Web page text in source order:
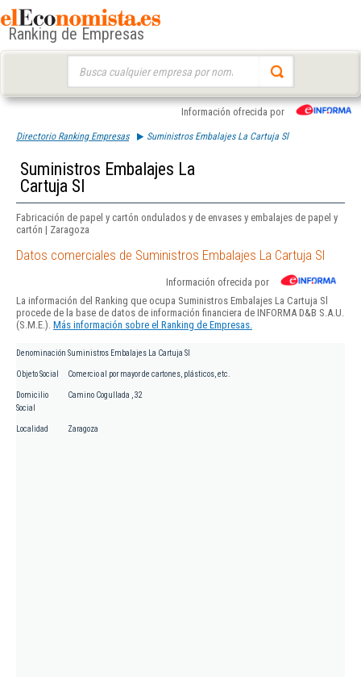
Ranking de Empresas
Información ofrecida por
Directorio Ranking Empresas Suministros Embalajes La Cartuja Sl
Suministros Embalajes La
Cartuja Sl
Fabricación de papel y cartón ondulados y de envases y embalajes de papel y
cartón | Zaragoza
Datos comerciales de Suministros Embalajes La Cartuja Sl
Información ofrecida por
La información del Ranking que ocupa Suministros Embalajes La Cartuja Sl
procede de la base de datos de información financiera de INFORMA D&B S.A.U.
(S.M.E.). Más información sobre el Ranking de Empresas.
Denominación Suministros Embalajes La Cartuja Sl
Objeto Social Comercio al por mayor de cartones, plásticos, etc.
Domicilio
Social
Camino Cogullada , 32
Localidad Zaragoza